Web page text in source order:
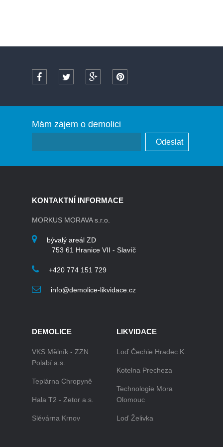
Mám zájem o demolici
KONTAKTNÍ INFORMACE
MORKUS MORAVA s.r.o.
bývalý areál ZD
753 61 Hranice VII - Slavíč
+420 774 151 729
info@demolice-likvidace.cz
DEMOLICE
VKS Mělník - ZZN
Polabí a.s.
Teplárna Chropyně
Hala T2 - Zetor a.s.
Slévárna Krnov
LIKVIDACE
Loď Čechie Hradec K.
Kotelna Precheza
Technologie Mora
Olomouc
Loď Želivka